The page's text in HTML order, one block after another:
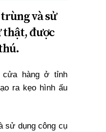
và sử
thật, được
cửa hàng ở tỉnh
ra kẹo hình ấu
sử dụng công cụ